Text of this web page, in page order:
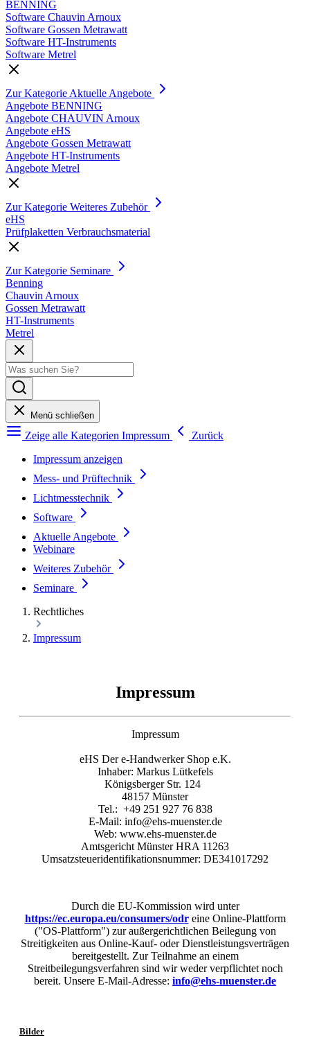
BENNING
Software Chauvin Arnoux
Software Gossen Metrawatt
Software HT-Instruments
Software Metrel
Zur Kategorie Aktuelle Angebote
Angebote BENNING
Angebote CHAUVIN Arnoux
Angebote eHS
Angebote Gossen Metrawatt
Angebote HT-Instruments
Angebote Metrel
Zur Kategorie Weiteres Zubehör
eHS
Prüfplaketten Verbrauchsmaterial
Zur Kategorie Seminare
Benning
Chauvin Arnoux
Gossen Metrawatt
HT-Instruments
Metrel
Menü schließen
Zeige alle Kategorien Impressum
Zurück
Impressum anzeigen
Mess- und Prüftechnik
Lichtmesstechnik
Software
Aktuelle Angebote
Webinare
Weiteres Zubehör
Seminare
Rechtliches
Impressum
Impressum
Impressum
eHS Der e-Handwerker Shop e.K.
Inhaber: Markus Lütkefels
Königsberger Str. 124
48157 Münster
Tel.: +49 251 927 76 838
E-Mail: info@ehs-muenster.de
Web: www.ehs-muenster.de
Amtsgericht Münster HRA 11263
Umsatzsteueridentifikationsnummer: DE341017292
Durch die EU-Kommission wird unter
https://ec.europa.eu/consumers/odreine Online-Plattform
("OS-Plattform") zur außergerichtlichen Beilegung von
Streitigkeiten aus Online-Kauf- oder Dienstleistungsverträgen
bereitgestellt. Zur Teilnahme an einem
Streitbeilegungsverfahren sind wir weder verpflichtet noch
bereit. Unsere E-Mail-Adresse: info@ehs-muenster.de
Bilder